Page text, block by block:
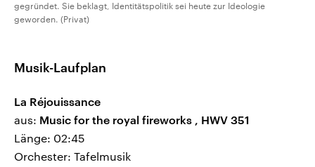
gegründet. Sie beklagt, Identitätspolitik sei heute zur Ideologie
geworden. (Privat)
Musik-Laufplan
La Réjouissance
aus: Music for the royal fireworks , HWV 351
Länge: 02:45
Orchester: Tafelmusik